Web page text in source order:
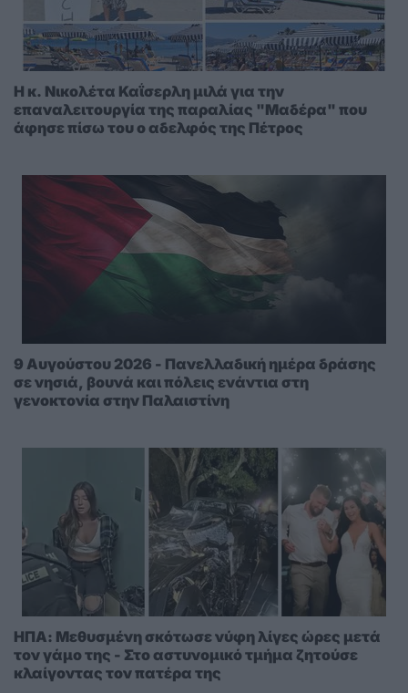
Η κ. Νικολέτα Καΐσερλη μιλά για την
επαναλειτουργία της παραλίας "Μαδέρα" που
άφησε πίσω του ο αδελφός της Πέτρος
9 Αυγούστου 2026 - Πανελλαδική ημέρα δράσης
σε νησιά, βουνά και πόλεις ενάντια στη
γενοκτονία στην Παλαιστίνη
ΗΠΑ: Μεθυσμένη σκότωσε νύφη λίγες ώρες μετά
τον γάμο της - Στο αστυνομικό τμήμα ζητούσε
κλαίγοντας τον πατέρα της